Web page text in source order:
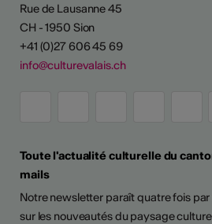
Rue de Lausanne 45
CH - 1950 Sion
+41 (0)27 606 45 69
info@culturevalais.ch
Toute l'actualité culturelle du
mails
Notre newsletter paraît quatre fois
sur les nouveautés du paysage